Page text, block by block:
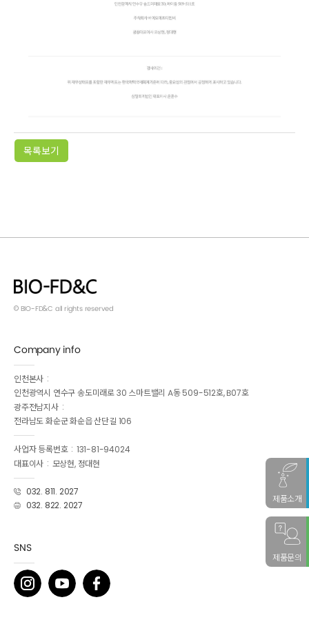
목록보기
© BIO-FD&C all rights reserved
Company info
인천본사
인천광역시 연수구 송도미래로 30 스마트밸리 A동 509-512호, B07호
광주전남지사
전라남도 화순군 화순읍 산단길 106
사업자 등록번호
131-81-94024
대표이사
모상현, 정대현
032. 811. 2027
032. 822. 2027
SNS
제품소개
제품문의